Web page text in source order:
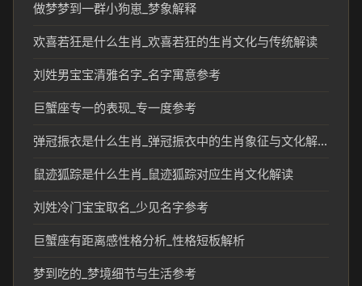
做梦梦到一群小狗崽_梦象解释
欢喜若狂是什么生肖_欢喜若狂的生肖文化与传统解读
刘姓男宝宝清雅名字_名字寓意参考
巨蟹座专一的表现_专一度参考
弹冠振衣是什么生肖_弹冠振衣中的生肖象征与文化解读
鼠迹狐踪是什么生肖_鼠迹狐踪对应生肖文化解读
刘姓冷门宝宝取名_少见名字参考
巨蟹座有距离感性格分析_性格短板解析
梦到吃的_梦境细节与生活参考